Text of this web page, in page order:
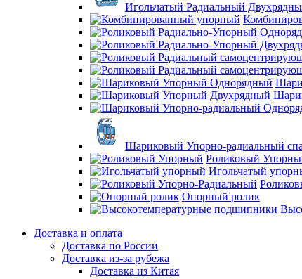
Игольчатый Радиальный
Шариковый Упорно-радиальный
Роликовый
Игольчатый
Опорный ролик
Доставка и оплата
Доставка по России
Доставка из-за рубежа
Доставка из Китая